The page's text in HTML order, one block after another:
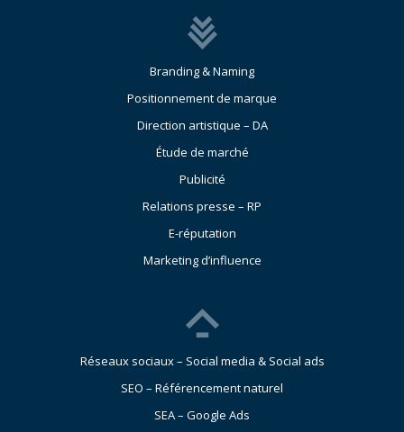
Branding & Naming
Positionnement de marque
Direction artistique – DA
Étude de marché
Publicité
Relations presse – RP
E-réputation
Marketing d’influence
Réseaux sociaux – Social media & Social ads
SEO – Référencement naturel
SEA – Google Ads